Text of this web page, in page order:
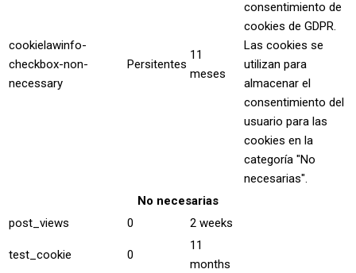
cookielawinfo-
checkbox-non-
necessary
Persitentes
11
meses
consentimiento de
cookies de GDPR.
Las cookies se
utilizan para
almacenar el
consentimiento del
usuario para las
cookies en la
categoría "No
necesarias".
No necesarias
post_views
0 2 weeks
test_cookie 0
11
months